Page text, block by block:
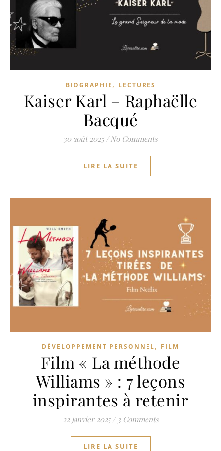
BIOGRAPHIE , LECTURES
Kaiser Karl – Raphaëlle
Bacqué
30 août 2025 / No Comments
LIRE LA SUITE
DÉVELOPPEMENT PERSONNEL, FILM
Film « La méthode
Williams » : 7 leçons
inspirantes à retenir
22 janvier 2025 / 3 Comments
LIRE LA SUITE